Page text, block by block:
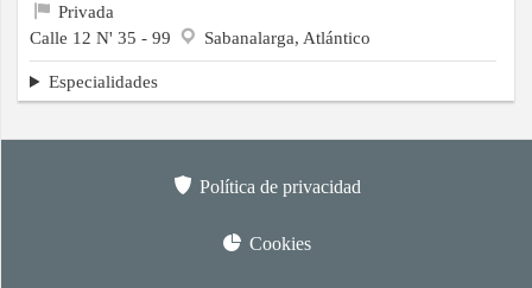
Buscar
Privada
Calle 12 N' 35 - 99
Sabanalarga, Atlántico
Especialidades
Política de privacidad
Cookies